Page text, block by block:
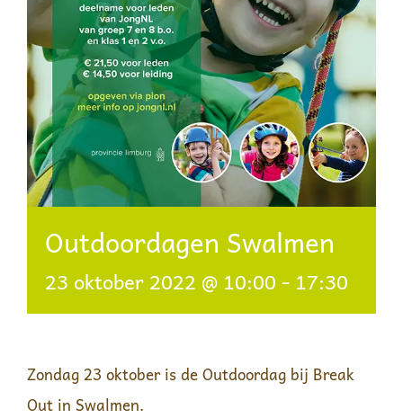
Outdoordagen Swalmen
23 oktober 2022 @ 10:00- 17:30
Zondag 23 oktober is de Outdoordag bij Break
Out in Swalmen.